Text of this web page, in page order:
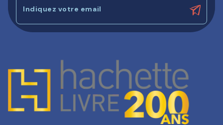
Indiquez votre email